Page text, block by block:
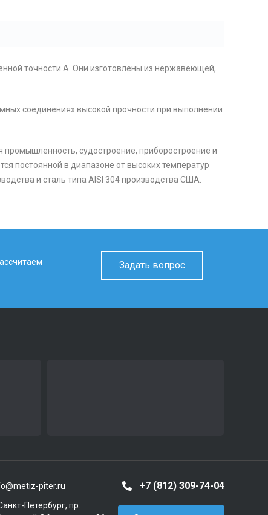
точности А. Они изготовлены из нержавеющей,
соединениях высокой прочности при выполнении
судостроение, приборостроение и
постоянной в диапазоне от высоких температур
и сталь типа AISI 304 производства США.
Задать вопрос
piter.ru +7 (812) 309-74-04
Петербург, пр.